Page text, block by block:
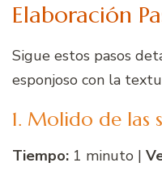
Elaboración
Sigue estos pasos
esponjoso con la
1. Molido de las
Tiempo: 1 minuto |